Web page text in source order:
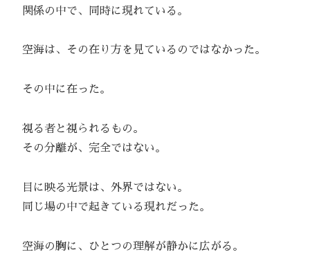
関係の中で、同時に現れている。
空海は、その在り方を見ているのではなかった。
その中に在った。
視る者と視られるもの。
その分離が、完全ではない。
目に映る光景は、外界ではない。
同じ場の中で起きている現れだった。
空海の胸に、ひとつの理解が静かに広がる。